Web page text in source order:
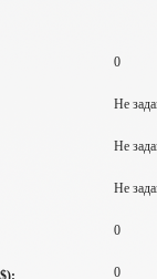
0
Не
Не
Не
0
0